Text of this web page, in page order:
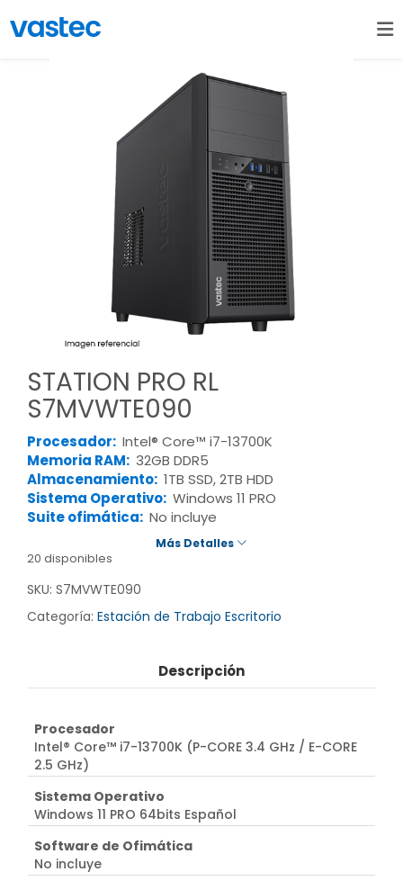
STATION PRO RL
S7MVWTE090
Procesador: Intel® Core™ i7-13700K
Memoria RAM: 32GB DDR5
Almacenamiento: 1TB SSD, 2TB HDD
Sistema Operativo: Windows 11 PRO
Suite ofimática: No incluye
Más Detalles
20 disponibles
SKU: S7MVWTE090
Categoría: Estación de Trabajo Escritorio
Descripción
Procesador
Intel® Core™ i7-13700K (P-CORE 3.4 GHz / E-CORE
2.5 GHz)
Sistema Operativo
Windows 11 PRO 64bits Español
Software de Ofimática
No incluye